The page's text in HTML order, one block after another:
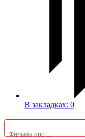
В закладках: 0